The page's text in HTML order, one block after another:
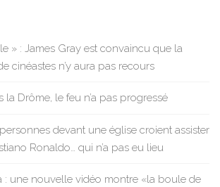
» : James Gray est convaincu que la
cinéastes n’y aura pas recours
la Drôme, le feu n’a pas progressé
devant une église croient assister
Ronaldo… qui n’a pas eu lieu
: une nouvelle vidéo montre «la boule de